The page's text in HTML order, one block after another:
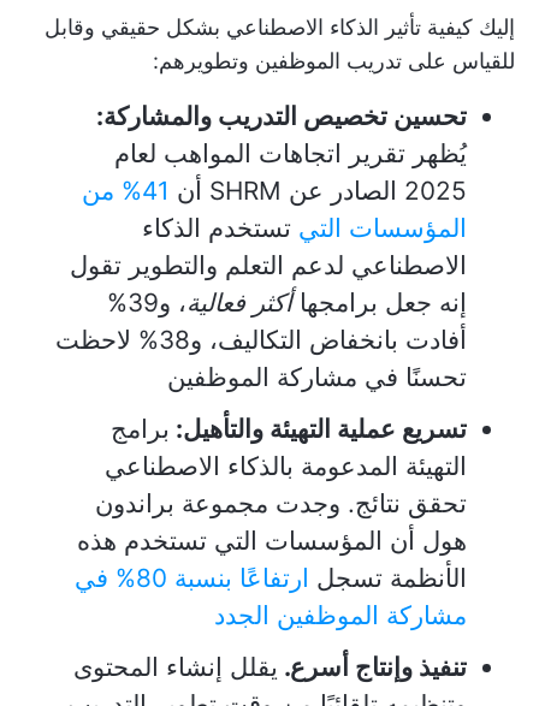
إليك كيفية تأثير الذكاء الاصطناعي بشكل حقيقي وقابل
للقياس على تدريب الموظفين وتطويرهم:
تحسين تخصيص التدريب والمشاركة:
يُظهر تقرير اتجاهات المواهب لعام
2025 الصادر عن SHRM أن
41% من
المؤسسات التي تستخدم الذكاء
الاصطناعي لدعم التعلم والتطوير تقول
إنه جعل برامجهاأكثر فعالية
، و39%
أفادت بانخفاض التكاليف، و38% لاحظت
تحسنًا في مشاركة الموظفين
تسريع عملية التهيئة والتأهيل: برامج
التهيئة المدعومة بالذكاء الاصطناعي
تحقق نتائج. وجدت مجموعة براندون
هول أن المؤسسات التي تستخدم هذه
الأنظمة تسجل
ارتفاعًا بنسبة 80% في
مشاركة الموظفين الجدد
تنفيذ وإنتاج أسرع. يقلل إنشاء المحتوى